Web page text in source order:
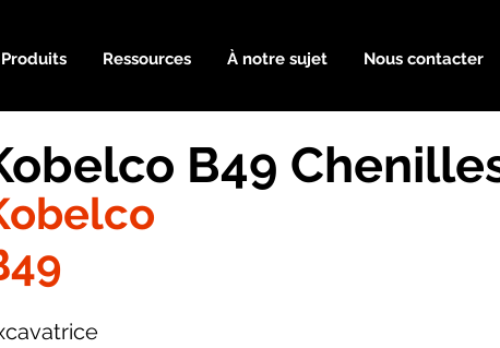
Produits Ressources À notre sujet Nous contacter
B49